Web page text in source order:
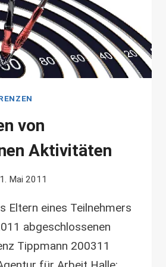
von
Aktivitäten
1. Mai 2011
Eltern eines Teilnehmers
abgeschlossenen
Tippmann 200311